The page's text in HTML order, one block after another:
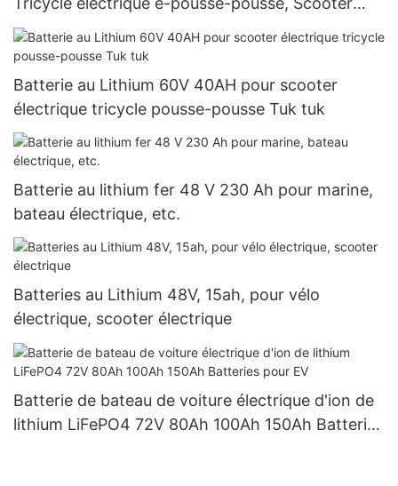
électrique
Batterie au Lithium 60V 40AH pour scooter
électrique tricycle pousse-pousse Tuk tuk
Batterie au lithium fer 48 V 230 Ah pour marine,
bateau électrique, etc.
Batteries au Lithium 48V, 15ah, pour vélo
électrique, scooter électrique
Batterie de bateau de voiture électrique d'ion de
lithium LiFePO4 72V 80Ah 100Ah 150Ah Batteries